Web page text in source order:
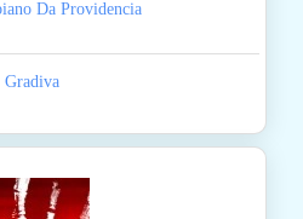
Da Providencia
Gradiva